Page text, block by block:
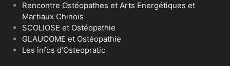
Rencontre Ostéopathes et Arts Energétiques et
Martiaux Chinois
SCOLIOSE et Ostéopathie
GLAUCOME et Ostéopathie
Les infos d’Osteopratic